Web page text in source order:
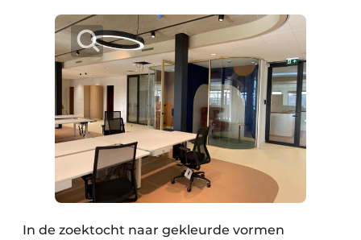
In de zoektocht naar gekleurde vormen